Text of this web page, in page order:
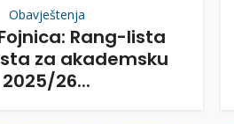
Obavještenja
Rang-lista
za akademsku
2025/26...